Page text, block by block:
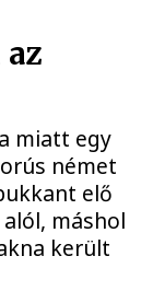
miatt egy
német
elő
máshol
került